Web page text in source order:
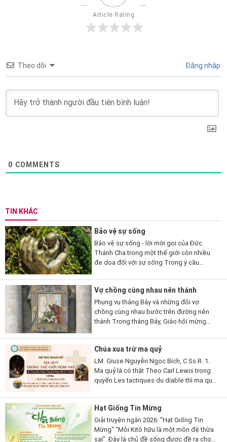
Article Rating
Theo dõi Đăng nhập
0 COMMENTS
TIN KHÁC
Bảo vệ sự sống
Bảo vệ sự sống - lời mời gọi của Đức
Thánh Cha trong một thế giới còn nhiều
đe dọa đối với sự sống Trong ý cầu
XIV mời gọi các tín hữu...
Vợ chồng cùng nhau nên thánh
Phụng vụ tháng Bảy và những đôi vợ
chồng cùng nhau bước trên đường nên
thánh Trong tháng Bảy, Giáo hội mừng
thiện thuộc nhiều thời đại và hoàn cảnh
khác...
Chúa xua trừ ma quỷ
LM. Giuse Nguyễn Ngọc Bích, C.Ss.R. 1.
Ma quỷ là có thật Theo Carl Lewis trong
quyển Les tactiques du diable thì ma quỷ
không tin có nó để nó được tự...
Hạt Giống Tin Mừng
Giải truyện ngắn 2026: "Hạt Giống Tin
Mừng" “Mỗi Kitô hữu là một môn đệ thừa
sai”. Đây là chủ đề sống được đề ra cho